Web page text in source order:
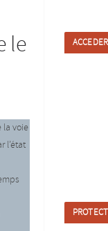
le
la voie
l’état